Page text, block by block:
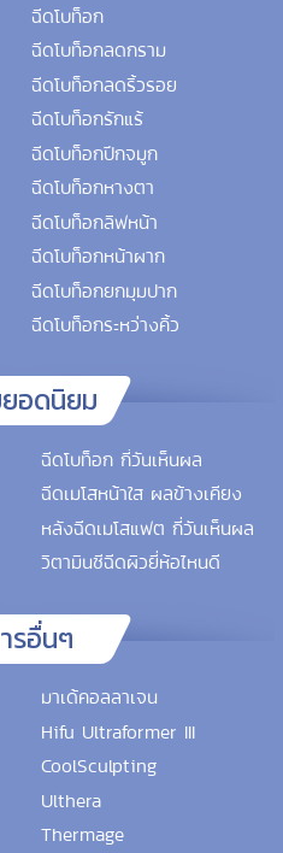
ฉีดโบท็อก
ฉีดโบท็อกลดกราม
ฉีดโบท็อกลดริ้วรอย
ฉีดโบท็อกรักแร้
ฉีดโบท็อกปีกจมูก
ฉีดโบท็อกหางตา
ฉีดโบท็อกลิฟหน้า
ฉีดโบท็อกหน้าผาก
ฉีดโบท็อกยกมุมปาก
ฉีดโบท็อกระหว่างคิ้ว
อดนิยม
ฉีดโบท็อก กี่วันเห็นผล
ฉีดเมโสหน้าใส ผลข้างเคียง
หลังฉีดเมโสแฟต กี่วันเห็นผล
วิตามินซีฉีดผิวยี่ห้อไหนดี
รอื่นๆ
มาเด้คอลลาเจน
Hifu Ultraformer III
CoolSculpting
Ulthera
Thermage